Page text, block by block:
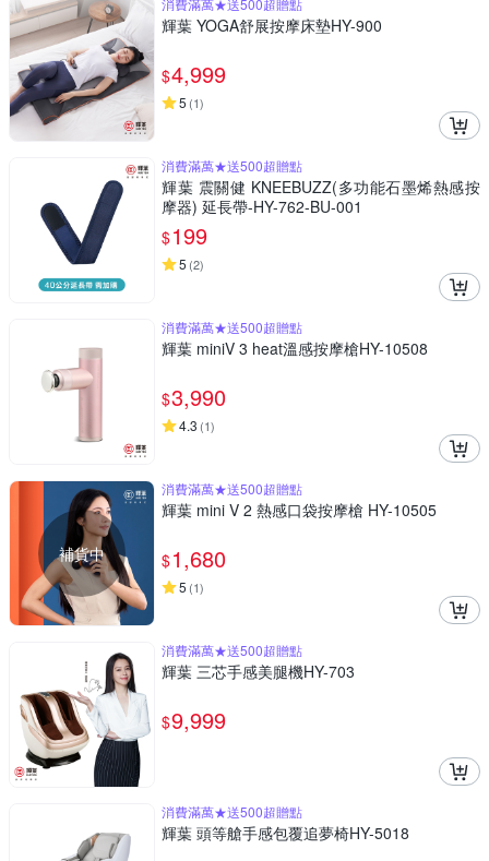
消費滿萬★送500超贈點
輝葉 YOGA舒展按摩床墊HY-900
$4,999
5 (1)
消費滿萬★送500超贈點
輝葉 震關健 KNEEBUZZ(多功能石墨烯熱感按
摩器) 延長帶-HY-762-BU-001
$199
5 (2)
消費滿萬★送500超贈點
輝葉 miniV 3 heat溫感按摩槍HY-10508
$3,990
4.3 (1)
補貨中
消費滿萬★送500超贈點
輝葉 mini V 2 熱感口袋按摩槍 HY-10505
$1,680
5 (1)
消費滿萬★送500超贈點
輝葉 三芯手感美腿機HY-703
$9,999
消費滿萬★送500超贈點
輝葉 頭等艙手感包覆追夢椅HY-5018